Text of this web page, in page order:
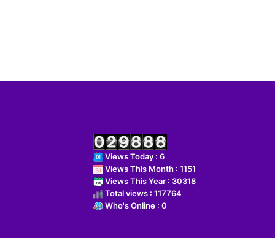
Views Today : 6
Views This Month : 1151
Views This Year : 30318
Total views : 117764
Who's Online : 0